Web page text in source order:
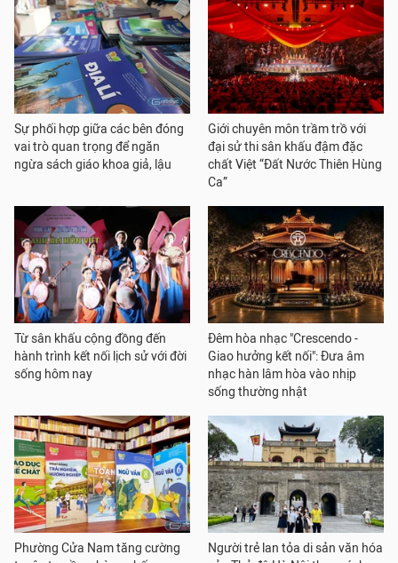
Sự phối hợp giữa các bên đóng
vai trò quan trọng để ngăn
ngừa sách giáo khoa giả, lậu
Giới chuyên môn trầm trồ với
đại sử thi sân khấu đậm đặc
chất Việt “Đất Nước Thiên Hùng
Ca”
Từ sân khấu cộng đồng đến
hành trình kết nối lịch sử với đời
sống hôm nay
Đêm hòa nhạc "Crescendo -
Giao hưởng kết nối": Đưa âm
nhạc hàn lâm hòa vào nhịp
sống thường nhật
Phường Cửa Nam tăng cường
Người trẻ lan tỏa di sản văn hóa